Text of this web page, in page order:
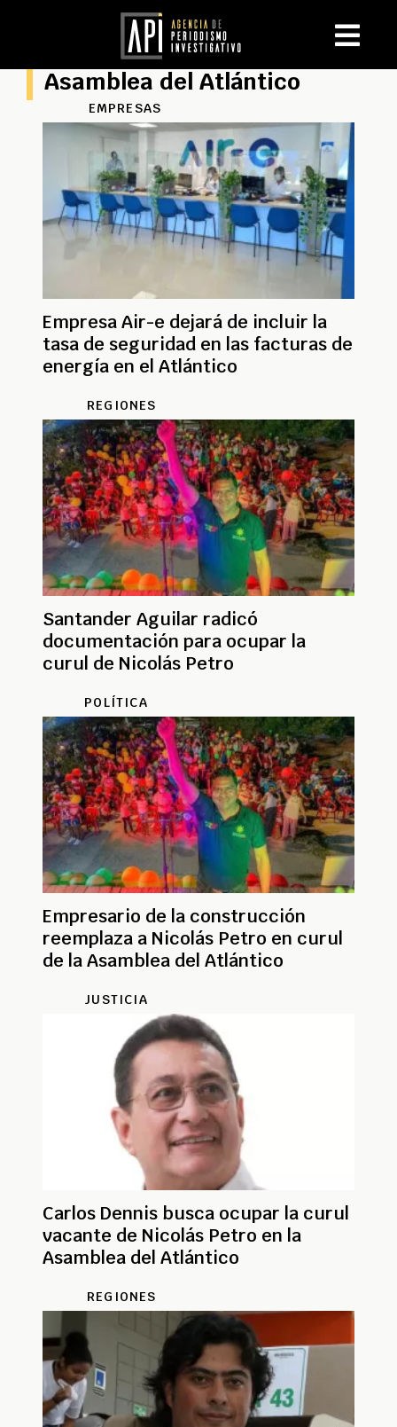
Asamblea del Atlántico
EMPRESAS
Empresa Air-e dejará de incluir la
tasa de seguridad en las facturas de
energía en el Atlántico
REGIONES
Santander Aguilar radicó
documentación para ocupar la
curul de Nicolás Petro
POLÍTICA
Empresario de la construcción
reemplaza a Nicolás Petro en curul
de la Asamblea del Atlántico
JUSTICIA
Carlos Dennis busca ocupar la curul
vacante de Nicolás Petro en la
Asamblea del Atlántico
REGIONES